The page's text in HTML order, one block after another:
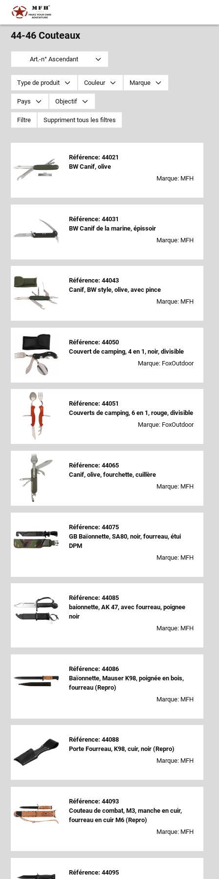
44-46 Couteaux
Art.-n° Ascendant
Type de produit Couleur Marque
Pays Objectif
Filtre Suppriment tous les filtres
Référence: 44021
BW Canif, olive
Marque: MFH
Référence: 44031
BW Canif de la marine, épissoir
Marque: MFH
Référence: 44043
Canif, BW style, olive, avec pince
Marque: MFH
Référence: 44050
Couvert de camping, 4 en 1, noir, divisible
Marque: FoxOutdoor
Référence: 44051
Couverts de camping, 6 en 1, rouge, divisible
Marque: FoxOutdoor
Référence: 44065
Canif, olive, fourchette, cuillère
Marque: MFH
Référence: 44075
GB Baïonnette, SA80, noir, fourreau, étui
DPM
Marque: MFH
Référence: 44085
baionnette, AK 47, avec fourreau, poignee
noir
Marque: MFH
Référence: 44086
Baïonnette, Mauser K98, poignée en bois,
fourreau (Repro)
Marque: MFH
Référence: 44088
Porte Fourreau, K98, cuir, noir (Repro)
Marque: MFH
Référence: 44093
Couteau de combat, M3, manche en cuir,
fourreau en cuir M6 (Repro)
Marque: MFH
Référence: 44095